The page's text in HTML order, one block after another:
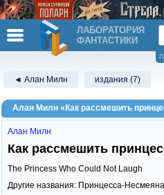
ЛАБОРАТОРИЯ
ФАНТАСТИКИ
◄ Алан Милн издания (7)
Алан Милн «Как рассмешить
Алан Милн
Как рассмешить
The Princess Who Could Not Laugh
Другие названия: Принцесса-Несмеяна